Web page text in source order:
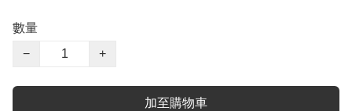
數量
−
+
加至購物車